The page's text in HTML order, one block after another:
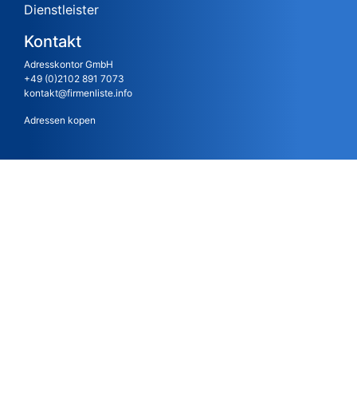
Dienstleister
Kontakt
Adresskontor GmbH
+49 (0)2102 891 7073
kontakt@firmenliste.info
Adressen kopen